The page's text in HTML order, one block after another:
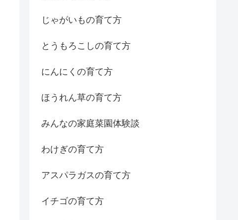
じゃがいもの育て方
とうもろこしの育て方
にんにくの育て方
ほうれん草の育て方
みんなの家庭菜園体験談
わけぎの育て方
アスパラガスの育て方
イチゴの育て方